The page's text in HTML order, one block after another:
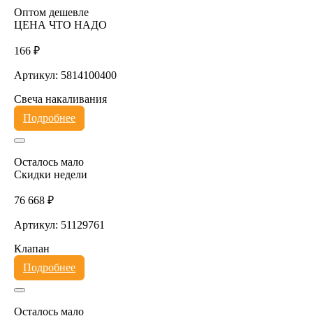
Оптом дешевле
ЦЕНА ЧТО НАДО
166 ₽
Артикул: 5814100400
Свеча накаливания
Подробнее
Осталось мало
Скидки недели
76 668 ₽
Артикул: 51129761
Клапан
Подробнее
Осталось мало